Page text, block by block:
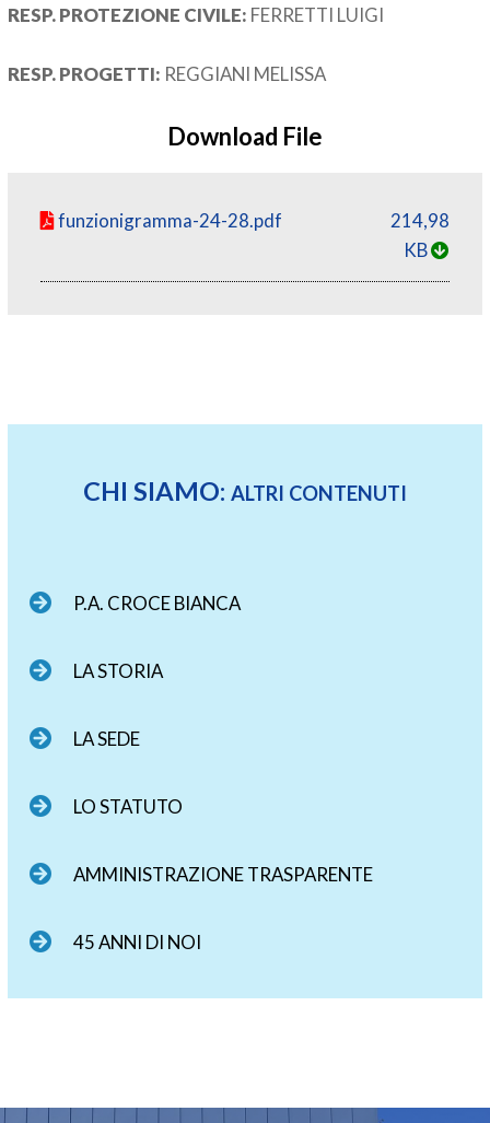
RESP. PROTEZIONE CIVILE: FERRETTI LUIGI
RESP. PROGETTI: REGGIANI MELISSA
Download File
funzionigramma-24-28.pdf
214,98
KB
CHI SIAMO: ALTRI CONTENUTI
P.A. CROCE BIANCA
LA STORIA
LA SEDE
LO STATUTO
AMMINISTRAZIONE TRASPARENTE
45 ANNI DI NOI